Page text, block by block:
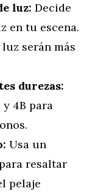
luz: Decide
en tu escena.
serán más
durezas:
y 4B para
Usa un
resaltar
pelaje